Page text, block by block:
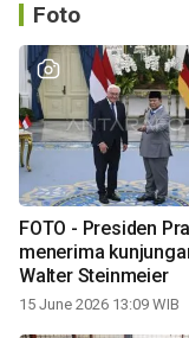
Foto
FOTO - Presiden
menerima
Walter Steinmeier
15 June 2026 13:09 WIB